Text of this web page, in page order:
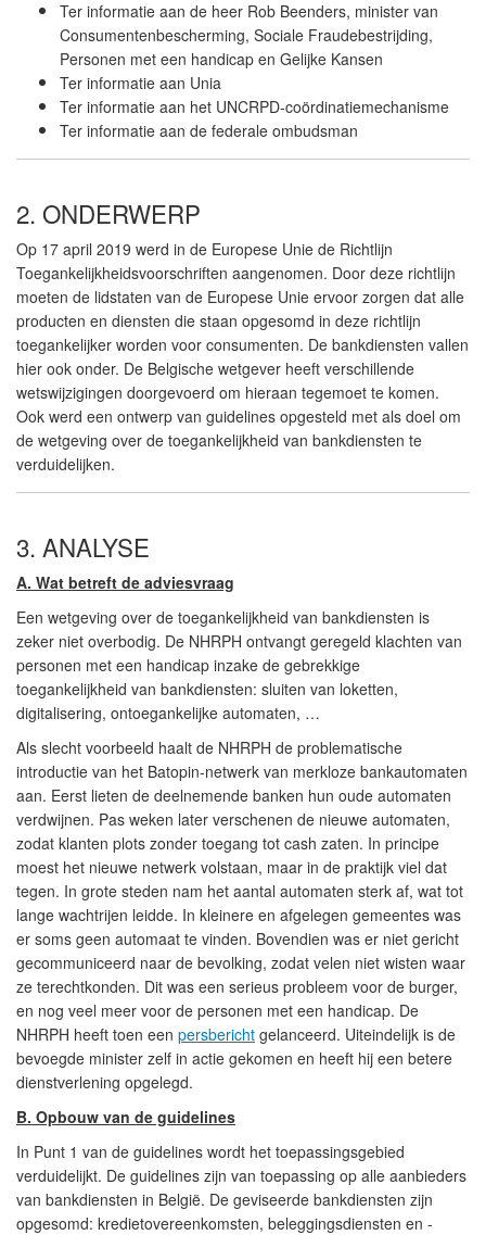
Ter informatie aan de heer Rob Beenders, minister van
Consumentenbescherming, Sociale Fraudebestrijding,
Personen met een handicap en Gelijke Kansen
Ter informatie aan Unia
Ter informatie aan het UNCRPD-coördinatiemechanisme
Ter informatie aan de federale ombudsman
2. ONDERWERP
Op 17 april 2019 werd in de Europese Unie de Richtlijn
Toegankelijkheidsvoorschriften aangenomen. Door deze richtlijn
moeten de lidstaten van de Europese Unie ervoor zorgen dat alle
producten en diensten die staan opgesomd in deze richtlijn
toegankelijker worden voor consumenten. De bankdiensten vallen
hier ook onder. De Belgische wetgever heeft verschillende
wetswijzigingen doorgevoerd om hieraan tegemoet te komen.
Ook werd een ontwerp van guidelines opgesteld met als doel om
de wetgeving over de toegankelijkheid van bankdiensten te
verduidelijken.
3. ANALYSE
A. Wat betreft de adviesvraag
Een wetgeving over de toegankelijkheid van bankdiensten is
zeker niet overbodig. De NHRPH ontvangt geregeld klachten van
personen met een handicap inzake de gebrekkige
toegankelijkheid van bankdiensten: sluiten van loketten,
digitalisering, ontoegankelijke automaten, …
Als slecht voorbeeld haalt de NHRPH de problematische
introductie van het Batopin-netwerk van merkloze bankautomaten
aan. Eerst lieten de deelnemende banken hun oude automaten
verdwijnen. Pas weken later verschenen de nieuwe automaten,
zodat klanten plots zonder toegang tot cash zaten. In principe
moest het nieuwe netwerk volstaan, maar in de praktijk viel dat
tegen. In grote steden nam het aantal automaten sterk af, wat tot
lange wachtrijen leidde. In kleinere en afgelegen gemeentes was
er soms geen automaat te vinden. Bovendien was er niet gericht
gecommuniceerd naar de bevolking, zodat velen niet wisten waar
ze terechtkonden. Dit was een serieus probleem voor de burger,
en nog veel meer voor de personen met een handicap. De
NHRPH heeft toen een persbericht gelanceerd. Uiteindelijk is de
bevoegde minister zelf in actie gekomen en heeft hij een betere
dienstverlening opgelegd.
B. Opbouw van de guidelines
In Punt 1 van de guidelines wordt het toepassingsgebied
verduidelijkt. De guidelines zijn van toepassing op alle aanbieders
van bankdiensten in België. De geviseerde bankdiensten zijn
opgesomd: kredietovereenkomsten, beleggingsdiensten en -